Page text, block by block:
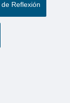
Reflexión